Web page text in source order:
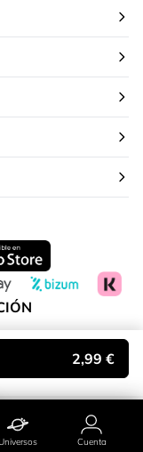
Cuenta
2,99 €